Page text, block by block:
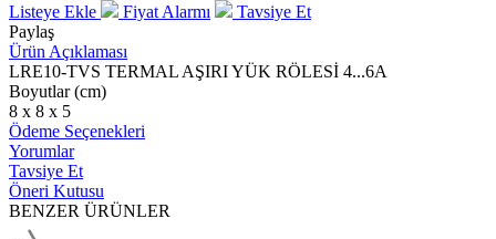
Listeye Ekle
Fiyat Alarmı
Tavsiye Et
Paylaş
Ürün Açıklaması
LRE10-TVS TERMAL AŞIRI YÜK RÖLESİ 4...6A
Boyutlar (cm)
8 x 8 x 5
Ödeme Seçenekleri
Yorumlar
Tavsiye Et
Öneri Kutusu
BENZER ÜRÜNLER